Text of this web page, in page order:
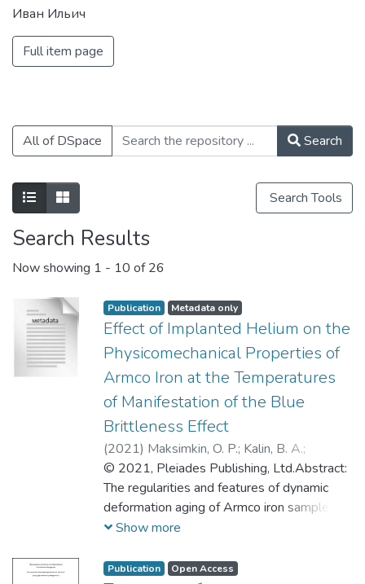
Иван Ильич
Full item page
All of DSpace Search
Search Tools
Search Results
Now showing 1 - 10 of 26
Publication Metadata only
Effect of Implanted Helium on the
Physicomechanical Properties of
Armco Iron at the Temperatures
of Manifestation of the Blue
Brittleness Effect
(2021) Maksimkin, O. P.; Kalin, B. A.;
Staltsov, M. S.;Chernov, I. I.;Стальцов,
Максим Сергеевич;Чернов, Иван Ильич
© 2021, Pleiades Publishing, Ltd.Abstract:
The regularities and features of dynamic
deformation aging of Armco iron samples
uniformly in volume implanted with helium
irradiation with α particles with an energy of
Show more
Publication Open Access